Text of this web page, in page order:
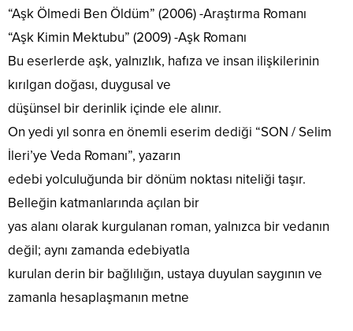
“Aşk Ölmedi Ben Öldüm” (2006) -Araştırma Romanı
“Aşk Kimin Mektubu” (2009) -Aşk Romanı
Bu eserlerde aşk, yalnızlık, hafıza ve insan ilişkilerinin
kırılgan doğası, duygusal ve
düşünsel bir derinlik içinde ele alınır.
On yedi yıl sonra en önemli eserim dediği “SON / Selim
İleri’ye Veda Romanı”, yazarın
edebi yolculuğunda bir dönüm noktası niteliği taşır.
Belleğin katmanlarında açılan bir
yas alanı olarak kurgulanan roman, yalnızca bir vedanın
değil; aynı zamanda edebiyatla
kurulan derin bir bağlılığın, ustaya duyulan saygının ve
zamanla hesaplaşmanın metne